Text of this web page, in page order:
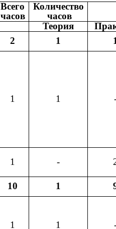
Всего
часов
Количество
часов
Теория
2 1
1 1
1 -
10 1
1 1